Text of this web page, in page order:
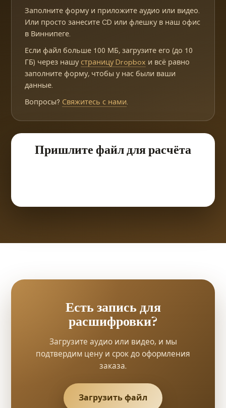
Заполните форму и приложите аудио или видео.
Или просто занесите CD или флешку в наш офис
в Виннипеге.
Если файл больше 100 МБ, загрузите его (до 10
ГБ) через нашустраницу Dropbox и всё равно
заполните форму, чтобы у нас были ваши
данные.
Вопросы? Свяжитесь с нами.
Пришлите файл для расчёта
Есть запись для
расшифровки?
Загрузите аудио или видео, и мы
подтвердим цену и срок до оформления
заказа.
Загрузить файл